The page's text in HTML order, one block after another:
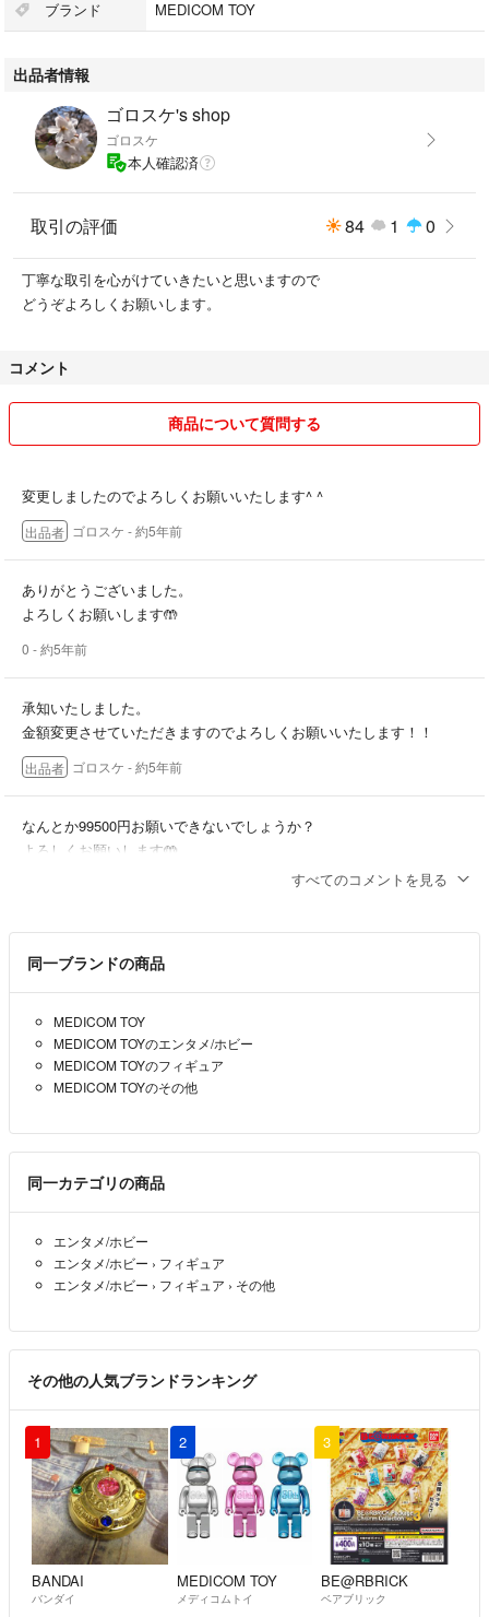
ブランド MEDICOM TOY
出品者情報
ゴロスケ's shop
ゴロスケ
本人確認済
取引の評価 84 1 0
丁寧な取引を心がけていきたいと思いますので
どうぞよろしくお願いします。
コメント
商品について質問する
変更しましたのでよろしくお願いいたします^ ^
出品者 ゴロスケ - 約5年前
ありがとうございました。
よろしくお願いします🤲
0 - 約5年前
承知いたしました。
金額変更させていただきますのでよろしくお願いいたします！！
出品者 ゴロスケ - 約5年前
なんとか99500円お願いできないでしょうか？
よろしくお願いします🤲
良ければ修正かけさせていただきます！
ご検討よろしくお願いいたします。
出品者 ゴロスケ- 約5年前
お返事ありがとうございました。
すぐ入金可能です。
よろしくお願いします🤲
0- 約5年前
写真ありがとうございました。
凹みは画像の中の二箇所でしょうか？
写真に写ってないとこもしあればアップしていただけますか？
0- 約5年前
先程アップしましたのでご確認よろしくお願いいたします。
出品者 ゴロスケ- 約5年前
コメント失礼します。運送箱の写真見せていただけますか？
- 約5年前
申し訳ございません。
今は値引きを考えておりません。
すべてのコメントを見る
同一ブランドの商品
MEDICOM TOY
MEDICOM TOYのエンタメ/ホビー
MEDICOM TOYのフィギュア
MEDICOM TOYのその他
同一カテゴリの商品
エンタメ/ホビー
エンタメ/ホビー › フィギュア
エンタメ/ホビー › フィギュア › その他
その他の人気ブランドランキング
1
BANDAI
バンダイ
2
MEDICOM TOY
メディコムトイ
3
BE@RBRICK
ベアブリック